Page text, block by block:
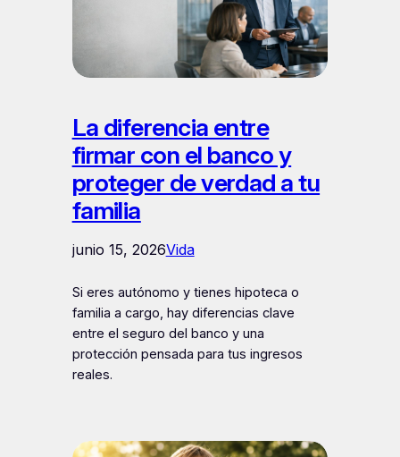
La diferencia entre
firmar con el banco y
proteger de verdad a tu
familia
junio 15, 2026Vida
Si eres autónomo y tienes hipoteca o
familia a cargo, hay diferencias clave
entre el seguro del banco y una
protección pensada para tus ingresos
reales.